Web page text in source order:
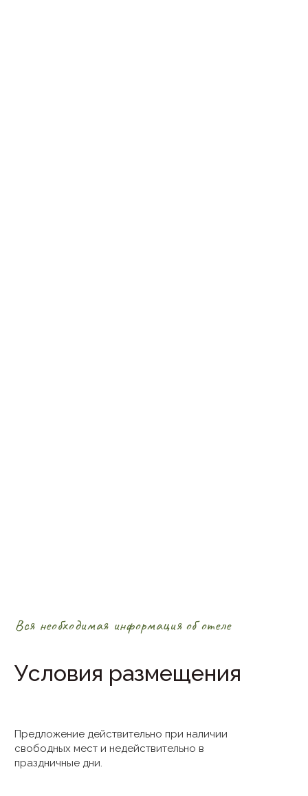
Вся необходимая информация об отеле
Условия размещения
Предложение действительно при наличии
свободных мест и недействительно в
праздничные дни.